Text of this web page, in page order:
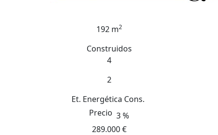
192 m2
Construidos
4
2
Et. Energética Cons.
Precio 3 %
289.000 €